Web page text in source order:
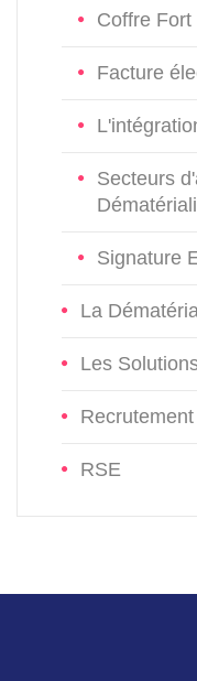
Coffre
Facture
Secteurs
Signature
La
Les
Recrutement
RSE